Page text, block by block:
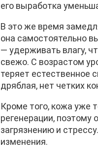
его выработка
В это же время
она самостоятельно
— удерживать влагу,
свежо. С возрастом
теряет естественное
дряблая, нет четких
Кроме того, кожа уже
регенерации,
загрязнению и
изменения.